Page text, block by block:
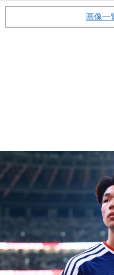
画像一